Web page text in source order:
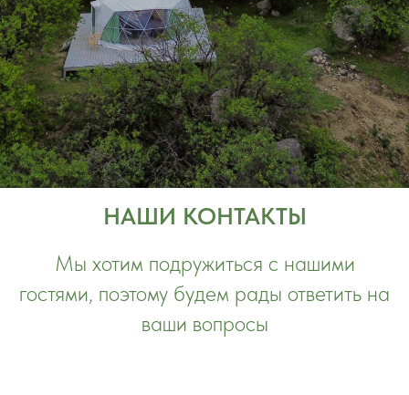
НАШИ КОНТАКТЫ
Мы хотим подружиться с нашими
гостями, поэтому будем рады ответить на
ваши вопросы